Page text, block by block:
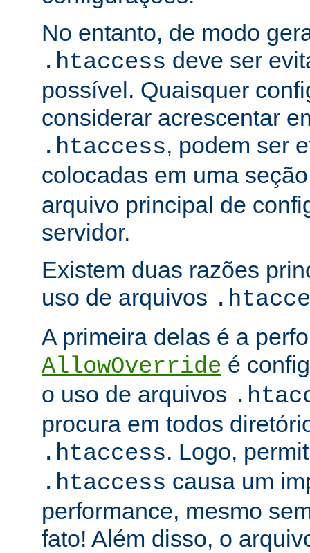
No entanto, de modo
.htaccess deve ser
possível. Quaisquer
considerar acrescentar
.htaccess, podem ser
colocadas em uma
arquivo principal de
servidor.
Existem duas razões
uso de arquivos
A primeira delas é a
AllowOverride é
o uso de arquivos
procura em todos
.htaccess. Logo,
.htaccess causa um
performance, mesmo
fato! Além disso, o